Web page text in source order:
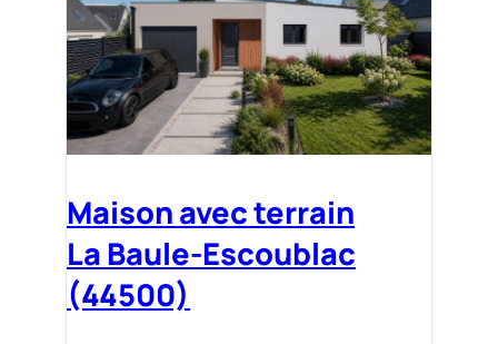
Maison avec terrain
La Baule-Escoublac
(44500)